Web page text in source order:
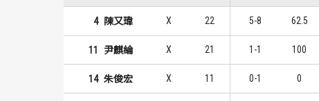
4 陳又瑋 X 22 5-8 62.5
11 尹麒綸 X 21 1-1 100
14 朱俊宏 X 11 0-1 0